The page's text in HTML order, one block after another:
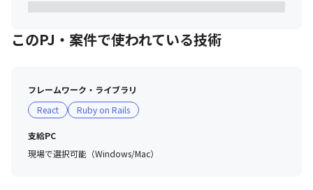
このPJ・案件で使われている技術
フレームワーク・ライブラリ
React
Ruby on Rails
支給PC
現場で選択可能（Windows/Mac）